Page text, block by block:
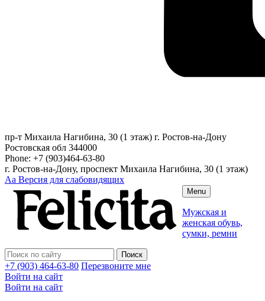
пр-т Михаила Нагибина, 30 (1 этаж) г. Ростов-на-Дону
Ростовская обл 344000
Phone: +7 (903)464-63-80
г. Ростов-на-Дону, проспект Михаила Нагибина, 30 (1 этаж)
Аа Версия для слабовидящих
Menu
Мужская и
женская обувь,
сумки, ремни
+7 (903) 464-63-80 Перезвоните мне
Войти на сайт
Войти на сайт